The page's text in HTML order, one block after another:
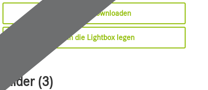
Sofort downloaden
In die Lightbox legen
Bilder (3)